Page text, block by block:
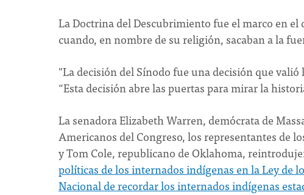
La Doctrina del Descubrimiento fue el marco en
cuando, en nombre de su religión, sacaban a la
"La decisión del Sínodo fue una decisión que
“Esta decisión abre las puertas para mirar la
La senadora Elizabeth Warren, demócrata de
Americanos del Congreso, los representantes de
y Tom Cole, republicano de Oklahoma,
políticas de los internados indígenas en la Ley de
Nacional de recordar los internados indígenas